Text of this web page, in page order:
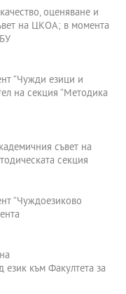
оценяване и
на ЦКОА; в момента
“Чужди езици и
на секция “Методика
съвет на
секция
“Чуждоезиково
към Факултета за